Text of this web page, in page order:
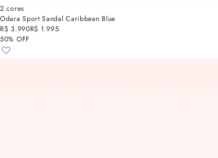
2 cores
Odara Sport Sandal Caribbean Blue
R$ 3.990R$ 1.995
50% OFF